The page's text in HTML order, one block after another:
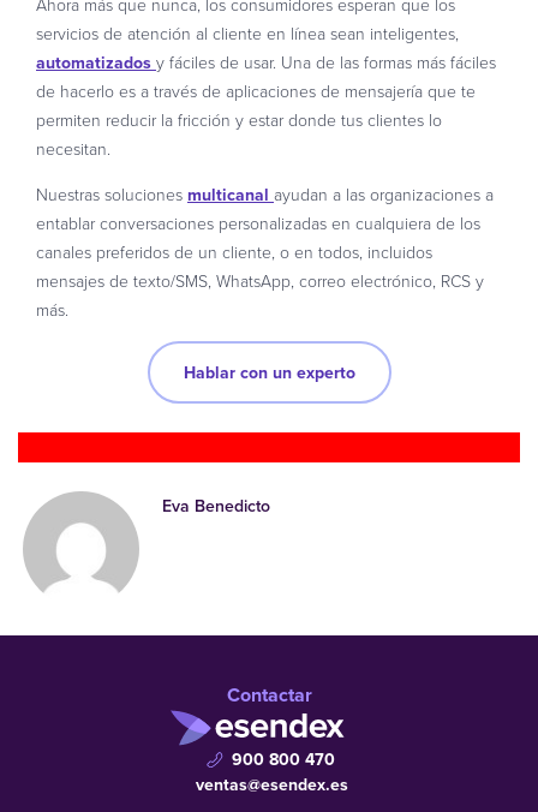
servicios de atención al cliente en línea sean inteligentes,
automatizados y fáciles de usar. Una de las formas más fáciles
de hacerlo es a través de aplicaciones de mensajería que te
permiten reducir la fricción y estar donde tus clientes lo
necesitan.
Nuestras soluciones multicanal ayudan a las organizaciones a
entablar conversaciones personalizadas en cualquiera de los
canales preferidos de un cliente, o en todos, incluidos
mensajes de texto/SMS, WhatsApp, correo electrónico, RCS y
más.
Hablar con un experto
Eva Benedicto
Contactar
900 800 470
ventas@esendex.es